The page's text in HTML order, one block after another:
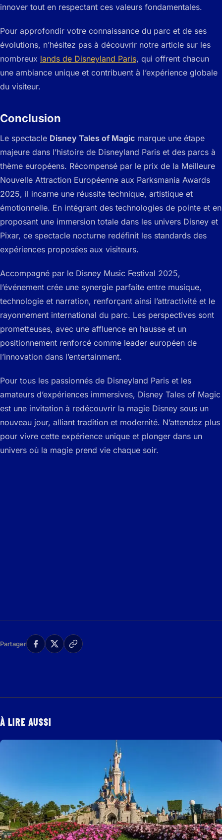
innover tout en respectant ces valeurs fondamentales.
Pour approfondir votre connaissance du parc et de ses
évolutions, n’hésitez pas à découvrir notre article sur les
nombreux lands de Disneyland Paris, qui offrent chacun
une ambiance unique et contribuent à l’expérience globale
du visiteur.
Conclusion
Le spectacle Disney Tales of Magic marque une étape
majeure dans l’histoire de Disneyland Paris et des parcs à
thème européens. Récompensé par le prix de la Meilleure
Nouvelle Attraction Européenne aux Parksmania Awards
2025, il incarne une réussite technique, artistique et
émotionnelle. En intégrant des technologies de pointe et en
proposant une immersion totale dans les univers Disney et
Pixar, ce spectacle nocturne redéfinit les standards des
expériences proposées aux visiteurs.
Accompagné par le Disney Music Festival 2025,
l’événement crée une synergie parfaite entre musique,
technologie et narration, renforçant ainsi l’attractivité et le
rayonnement international du parc. Les perspectives sont
prometteuses, avec une affluence en hausse et un
positionnement renforcé comme leader européen de
l’innovation dans l’entertainment.
Pour tous les passionnés de Disneyland Paris et les
amateurs d’expériences immersives, Disney Tales of Magic
est une invitation à redécouvrir la magie Disney sous un
nouveau jour, alliant tradition et modernité. N’attendez plus
pour vivre cette expérience unique et plonger dans un
univers où la magie prend vie chaque soir.
Partager
À LIRE AUSSI